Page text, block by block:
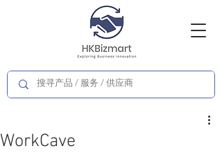
WorkCave